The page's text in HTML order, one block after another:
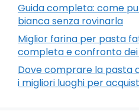
Guida completa: come
bianca senza rovinarla
Miglior farina per pasta
completa e confronto
Dove comprare la pasta
i migliori luoghi per